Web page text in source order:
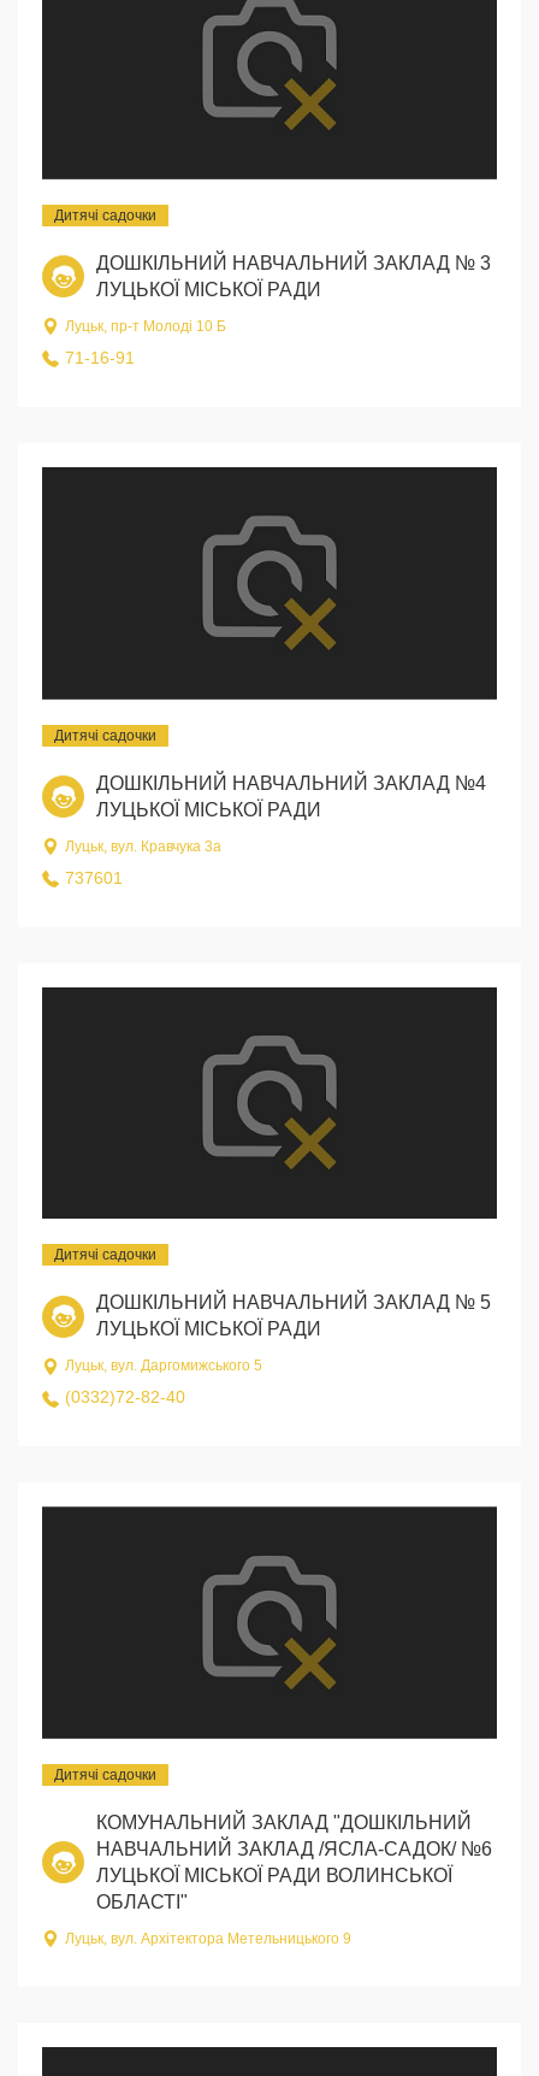
Дитячі садочки
ДОШКІЛЬНИЙ НАВЧАЛЬНИЙ ЗАКЛАД № 3
ЛУЦЬКОЇ МІСЬКОЇ РАДИ
Луцьк, пр-т Молоді 10 Б
71-16-91
Дитячі садочки
ДОШКІЛЬНИЙ НАВЧАЛЬНИЙ ЗАКЛАД №4
ЛУЦЬКОЇ МІСЬКОЇ РАДИ
Луцьк, вул. Кравчука 3а
737601
Дитячі садочки
ДОШКІЛЬНИЙ НАВЧАЛЬНИЙ ЗАКЛАД № 5
ЛУЦЬКОЇ МІСЬКОЇ РАДИ
Луцьк, вул. Даргомижського 5
(0332)72-82-40
Дитячі садочки
КОМУНАЛЬНИЙ ЗАКЛАД "ДОШКІЛЬНИЙ
НАВЧАЛЬНИЙ ЗАКЛАД /ЯСЛА-САДОК/ №6
ЛУЦЬКОЇ МІСЬКОЇ РАДИ ВОЛИНСЬКОЇ
ОБЛАСТІ"
Луцьк, вул. Архітектора Метельницького 9